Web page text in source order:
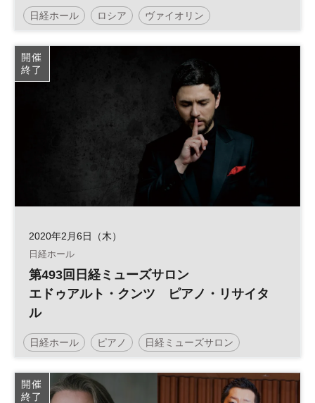
サイタル
日経ホール ロシア ヴァイオリン
日経ミューズサロン
リサイタル
開催
終了
2020年2月6日（木）
日経ホール
第493回日経ミューズサロン
エドゥアルト・クンツ ピアノ・リサイタ
ル
日経ホール ピアノ 日経ミューズサロン
リサイタル
ベートーヴェン
開催
終了